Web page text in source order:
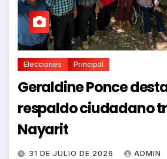
Elecciones Principal
Geraldine Ponce
respaldo ciudadano
Nayarit
31 DE JULIO DE 2026 ADMIN